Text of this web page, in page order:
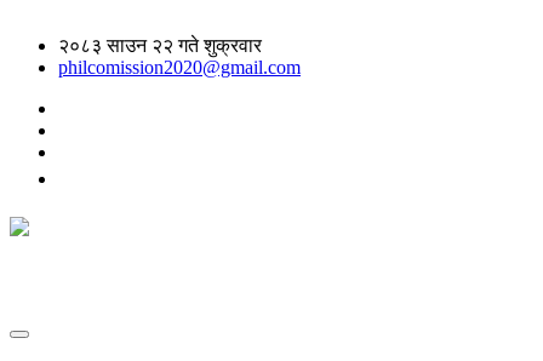
२०८३ साउन २२ गते शुक्रवार
philcomission2020@gmail.com